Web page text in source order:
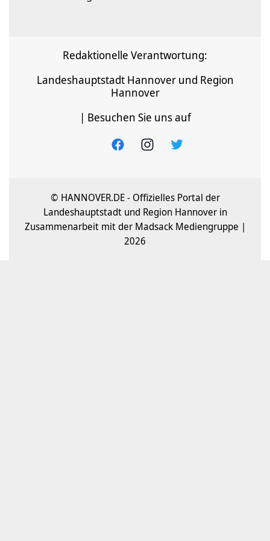
Redaktionelle Verantwortung:
Landeshauptstadt Hannover und Region
Hannover
| Besuchen Sie uns auf
© HANNOVER.DE - Offizielles Portal der
Landeshauptstadt und Region Hannover in
Zusammenarbeit mit der Madsack Mediengruppe |
2026